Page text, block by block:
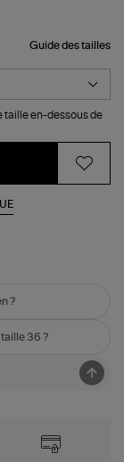
Guide des tailles
taille en-dessous de
?
36 ?